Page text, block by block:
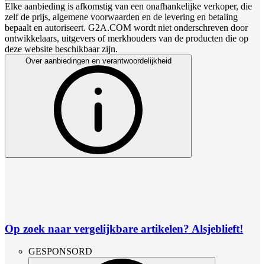
Elke aanbieding is afkomstig van een onafhankelijke verkoper, die
zelf de prijs, algemene voorwaarden en de levering en betaling
bepaalt en autoriseert. G2A.COM wordt niet onderschreven door
ontwikkelaars, uitgevers of merkhouders van de producten die op
deze website beschikbaar zijn.
Over aanbiedingen en verantwoordelijkheid
Op zoek naar vergelijkbare artikelen? Alsjeblieft!
GESPONSORD